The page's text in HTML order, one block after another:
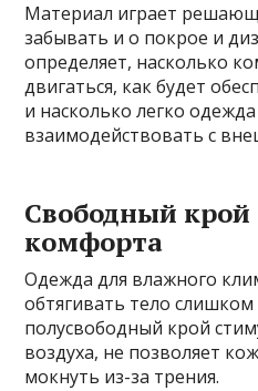
Материал играет
забывать и о покрое и
определяет, насколько
двигаться, как будет
и насколько легко
взаимодействовать с
Свободный
комфорта
Одежда для влажного
обтягивать тело
полусвободный крой
воздуха, не позволяет
мокнуть из-за трения.